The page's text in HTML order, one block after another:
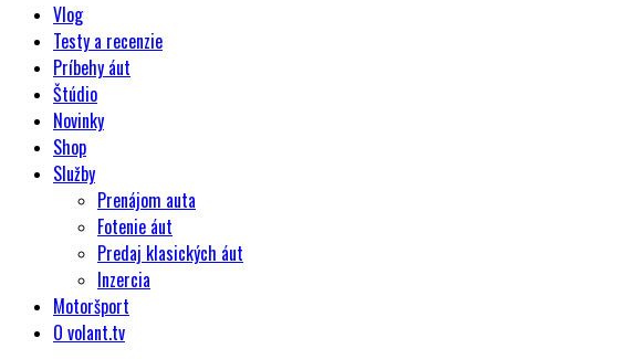
Vlog
Testy a recenzie
Príbehy áut
Štúdio
Novinky
Shop
Služby
Prenájom auta
Fotenie áut
Predaj klasických áut
Inzercia
Motoršport
O volant.tv